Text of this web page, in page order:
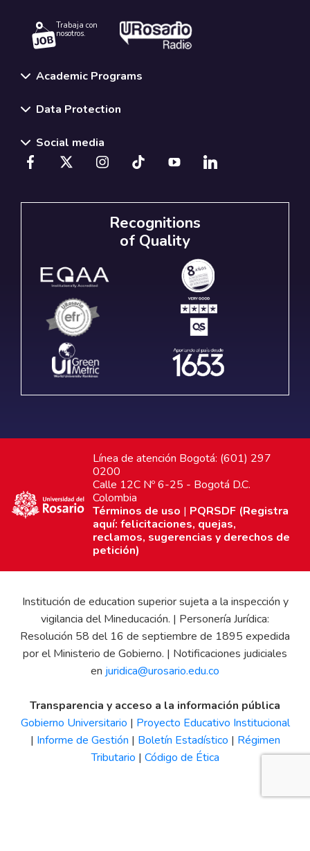
Trabaja con
nosotros.
Academic Programs
Data Protection
Social media
Recognitions
of Quality
Línea de atención Bogotá: (601) 297
0200
Calle 12C Nº 6-25 - Bogotá D.C.
Colombia
Términos de uso | PQRSDF (Registra
aquí: felicitaciones, quejas,
reclamos, sugerencias y derechos de
petición)
Institución de education superior sujeta a la inspección y
vigilancia del Mineducación. | Personería Jurídica:
Resolución 58 del 16 de septiembre de 1895 expedida
por el Ministerio de Gobierno. | Notificaciones judiciales
en juridica@urosario.edu.co
Transparencia y acceso a la información pública
Gobierno Universitario | Proyecto Educativo Institucional
| Informe de Gestión | Boletín Estadístico | Régimen
Tributario | Código de Ética